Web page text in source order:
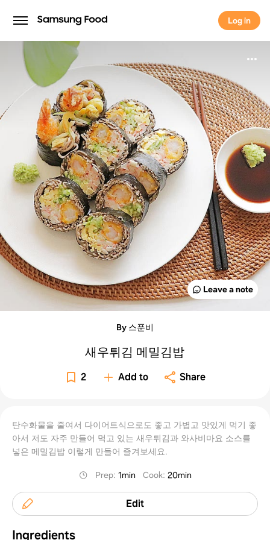
Log in
Log in
Leave a note
By 스푼비
새우튀김 메밀김밥
2 Add to Share
탄수화물을 줄여서 다이어트식으로도 좋고 가볍고 맛있게 먹기 좋
아서 저도 자주 만들어 먹고 있는 새우튀김과 와사비마요 소스를
넣은 메밀김밥 이렇게 만들어 즐겨보세요.
Prep: 1min Cook: 20min
Edit
Ingredients